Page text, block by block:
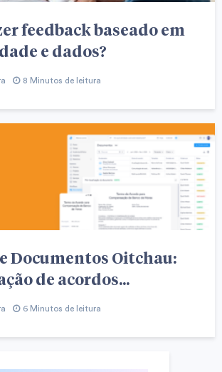
feedback baseado em
e dados?
8 Minutos de leitura
Documentos Oitchau:
de acordos...
6 Minutos de leitura